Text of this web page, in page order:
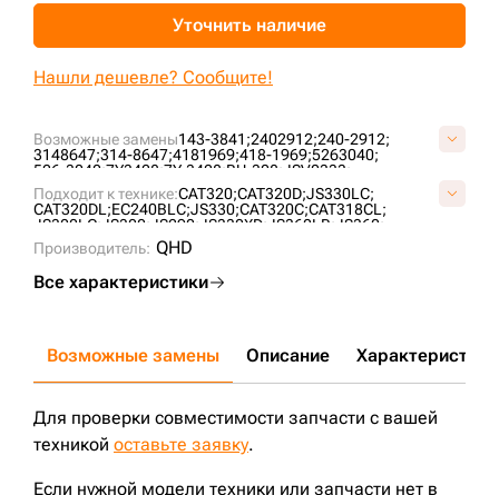
Возможные замены143-3841;2402912;240-2912;
3148647;314-8647;4181969;418-1969;5263040;
526-3040;7Y3428;7Y-3428;BU-308; JSV0333;
Подходит к технике:CAT320;CAT320D;JS330LC;
CAT320DL;EC240BLC;JS330;CAT320C;CAT318CL;
JS300LC; JS300; JS290; JS330XD; JS360LR; JS360;
EC240B;
EC250DL;
Производитель: QHD
Все характеристики
Уточнить наличие
Нашли дешевле? Сообщите!
Возможные замены Описание Характеристики
Для проверки совместимости запчасти с вашей
техникой оставьте заявку.
Если нужной модели техники или запчасти нет в